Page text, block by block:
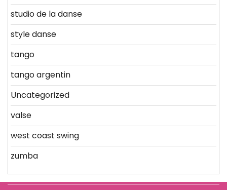
studio de la danse
style danse
tango
tango argentin
Uncategorized
valse
west coast swing
zumba